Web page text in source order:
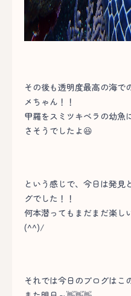
その後も透明度最高の海で
メちゃん！！
甲羅をスミツキベラの幼魚
さそうでしたよ😆
という感じで、今日は発見
グでした！！
何本潜ってもまだまだ楽し
(^^)/
それでは今日のブログはこ